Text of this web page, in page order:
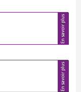
En savoir plus
En savoir plus